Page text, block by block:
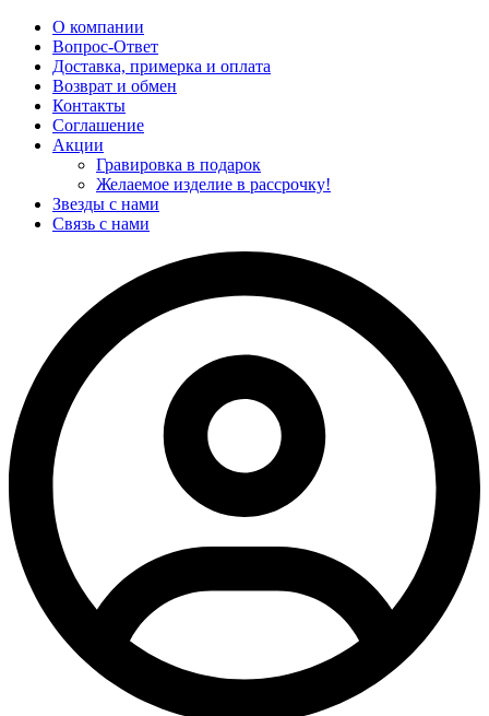
О компании
Вопрос-Ответ
Доставка, примерка и оплата
Возврат и обмен
Контакты
Соглашение
Акции
Гравировка в подарок
Желаемое изделие в рассрочку!
Звезды с нами
Связь с нами